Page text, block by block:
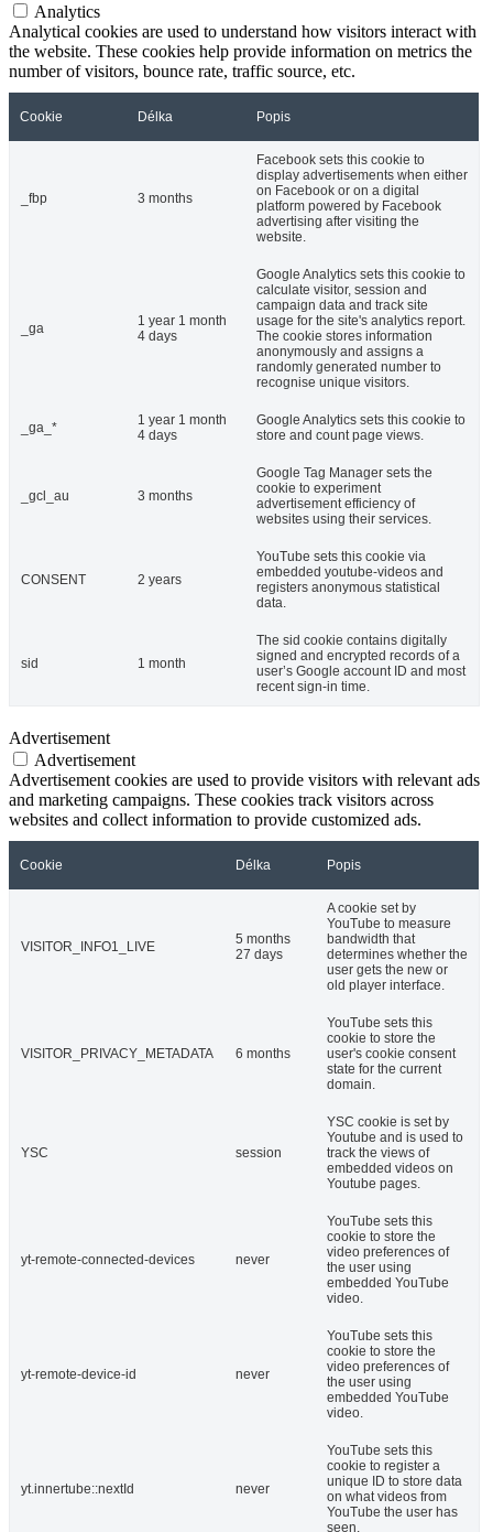
Analytics
Analytical cookies are used to understand how visitors interact with
the website. These cookies help provide information on metrics the
number of visitors, bounce rate, traffic source, etc.
Cookie Délka Popis
_fbp 3 months
Facebook sets this cookie to
display advertisements when either
on Facebook or on a digital
platform powered by Facebook
advertising after visiting the
website.
_ga
1 year 1 month
4 days
Google Analytics sets this cookie to
calculate visitor, session and
campaign data and track site
usage for the site's analytics report.
The cookie stores information
anonymously and assigns a
randomly generated number to
recognise unique visitors.
_ga_*
1 year 1 month
4 days
Google Analytics sets this cookie to
store and count page views.
_gcl_au 3 months
Google Tag Manager sets the
cookie to experiment
advertisement efficiency of
websites using their services.
CONSENT 2 years
YouTube sets this cookie via
embedded youtube-videos and
registers anonymous statistical
data.
sid 1 month
The sid cookie contains digitally
signed and encrypted records of a
user’s Google account ID and most
recent sign-in time.
Advertisement
Advertisement
Advertisement cookies are used to provide visitors with relevant ads
and marketing campaigns. These cookies track visitors across
websites and collect information to provide customized ads.
Cookie Délka Popis
VISITOR_INFO1_LIVE
5 months
27 days
A cookie set by
YouTube to measure
bandwidth that
determines whether the
user gets the new or
old player interface.
VISITOR_PRIVACY_METADATA 6 months
YouTube sets this
cookie to store the
user's cookie consent
state for the current
domain.
YSC session
YSC cookie is set by
Youtube and is used to
track the views of
embedded videos on
Youtube pages.
yt-remote-connected-devices never
YouTube sets this
cookie to store the
video preferences of
the user using
embedded YouTube
video.
yt-remote-device-id never
YouTube sets this
cookie to store the
video preferences of
the user using
embedded YouTube
video.
yt.innertube::nextId never
YouTube sets this
cookie to register a
unique ID to store data
on what videos from
YouTube the user has
seen.